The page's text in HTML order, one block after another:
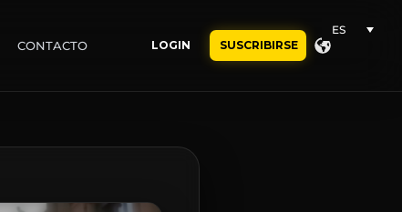
CONTACTO LOGIN SUSCRIBIRSE
ES